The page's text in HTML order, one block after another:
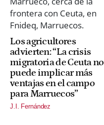
Los agricultores
advierten: “La crisis
migratoria de Ceuta no
puede implicar más
ventajas en el campo
para Marruecos”
J.I. Fernández